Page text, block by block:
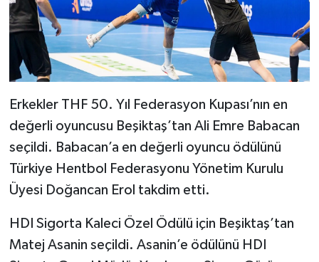
Erkekler THF 50. Yıl Federasyon Kupası’nın en
değerli oyuncusu Beşiktaş’tan Ali Emre Babacan
seçildi. Babacan’a en değerli oyuncu ödülünü
Türkiye Hentbol Federasyonu Yönetim Kurulu
Üyesi Doğancan Erol takdim etti.
HDI Sigorta Kaleci Özel Ödülü için Beşiktaş’tan
Matej Asanin seçildi. Asanin’e ödülünü HDI